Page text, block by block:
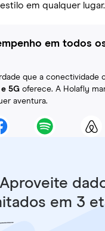
em qualquer lugar.
em todos
que a conectividade
5G oferece. A Holafly
aventura.
Aproveite
em 3